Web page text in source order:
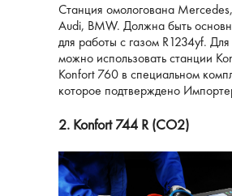
Станция омологована
Audi, BMW. Должна быть
для работы с газом R1234yf.
можно использовать станции
Konfort 760 в специальном
которое подтверждено
2. Konfort 744 R (CO2)